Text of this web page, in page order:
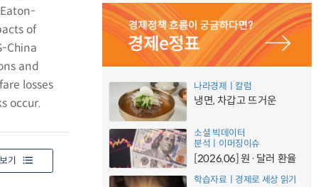
of
China
and
losses
occur.
기
나라경제ㅣ칼럼
냉면, 차갑고 뜨거운
소셜 빅데이터
분석ㅣ이머징이슈
[2026.06] 원·달러 환율
학습자료ㅣ경제로 세상 읽기